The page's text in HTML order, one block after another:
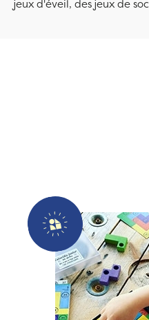
jeux d'éveil, des jeux de